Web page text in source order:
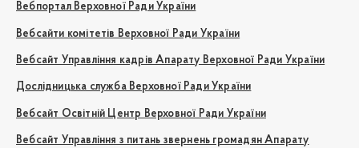
Вебпортал Верховної Ради України
Вебсайти комітетів Верховної Ради України
Вебсайт Управління кадрів Апарату Верховної Ради України
Дослідницька служба Верховної Ради України
Вебсайт Освітній Центр Верховної Ради України
Вебсайт Управління з питань звернень громадян Апарату